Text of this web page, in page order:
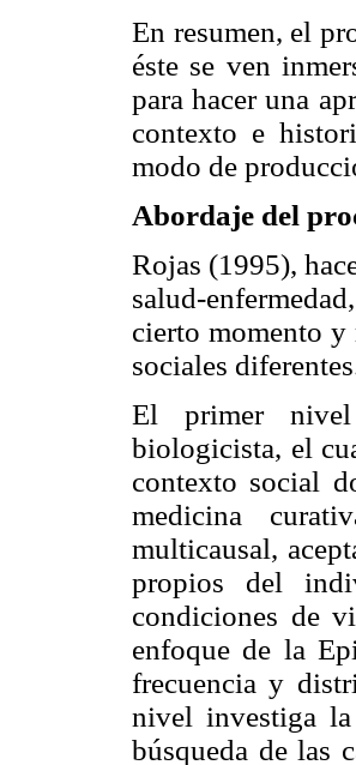
En resumen, el
éste se ven
para hacer una
contexto e
modo de
Abordaje del
Rojas (1995),
salud-
cierto momento y
sociales
El primer nivel
biologicista, el
contexto social
medicina
multicausal,
propios del
condiciones de
enfoque de la
frecuencia y
nivel investiga
búsqueda de las